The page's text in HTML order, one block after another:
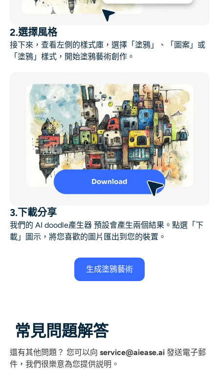
2.選擇風格
接下來，查看左側的樣式庫，選擇「塗鴉」、「圖案」或
「塗鴉」樣式，開始塗鴉藝術創作。
3.下載分享
我們的 AI doodle產生器 預設會產生兩個結果。點選「下
載」圖示，將您喜歡的圖片匯出到您的裝置。
生成塗鴉藝術
常見問題解答
還有其他問題？ 您可以向 service@aiease.ai 發送電子郵
件 ， 我們很樂意為您提供説明。